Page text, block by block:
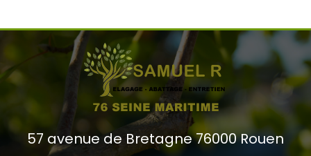
57 avenue de Bretagne 76000 Rouen